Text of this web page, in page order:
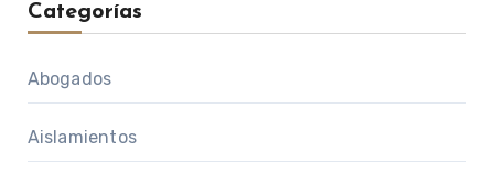
Categorías
Abogados
Aislamientos